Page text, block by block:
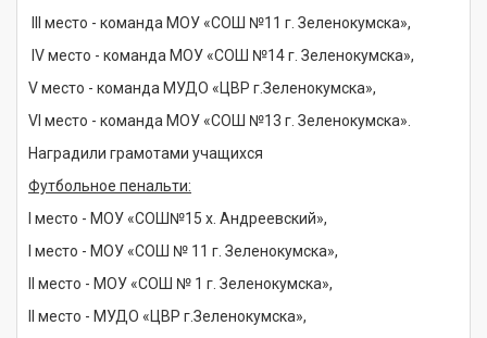
III место - команда МОУ «СОШ №11 г. Зеленокумска»,
IV место - команда МОУ «СОШ №14 г. Зеленокумска»,
V место - команда МУДО «ЦВР г.Зеленокумска»,
VI место - команда МОУ «СОШ №13 г. Зеленокумска».
Наградили грамотами учащихся
Футбольное пенальти:
I место - МОУ «СОШ№15 х. Андреевский»,
I место - МОУ «СОШ № 11 г. Зеленокумска»,
II место - МОУ «СОШ № 1 г. Зеленокумска»,
II место - МУДО «ЦВР г.Зеленокумска»,